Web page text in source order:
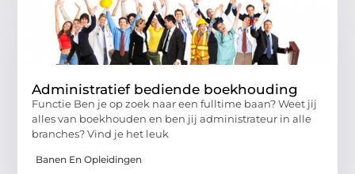
Administratief bediende boekhouding
Functie Ben je op zoek naar een fulltime baan? Weet jij
alles van boekhouden en ben jij administrateur in alle
branches? Vind je het leuk
Banen En Opleidingen